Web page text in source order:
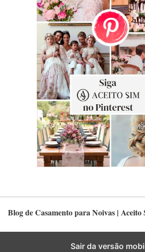
Blog de Casamento para Noivas | Aceito
Sair da versão